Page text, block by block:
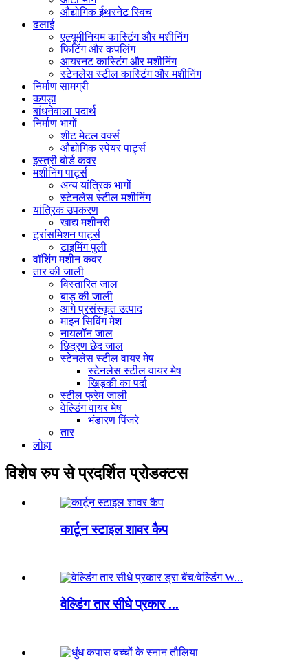
औद्योगिक ईथरनेट स्विच
ढलाई
एल्यूमीनियम कास्टिंग और मशीनिंग
फिटिंग और कपलिंग
आयरनट कास्टिंग और मशीनिंग
स्टेनलेस स्टील कास्टिंग और मशीनिंग
निर्माण सामग्री
कपड़ा
बांधनेवाला पदार्थ
निर्माण भागों
शीट मेटल वर्क्स
औद्योगिक स्पेयर पार्ट्स
इस्त्री बोर्ड कवर
मशीनिंग पार्ट्स
अन्य यांत्रिक भागों
स्टेनलेस स्टील मशीनिंग
यांत्रिक उपकरण
खाद्य मशीनरी
ट्रांसमिशन पार्ट्स
टाइमिंग पुली
वॉशिंग मशीन कवर
तार की जाली
विस्तारित जाल
बाड़ की जाली
आगे प्रसंस्कृत उत्पाद
माइन सिविंग मेश
नायलॉन जाल
छिद्रण छेद जाल
स्टेनलेस स्टील वायर मेष
स्टेनलेस स्टील वायर मेष
खिड़की का पर्दा
स्टील फ्रेम जाली
वेल्डिंग वायर मेष
भंडारण पिंजरे
तार
लोहा
विशेष रुप से प्रदर्शित प्रोडक्टस
कार्टून स्टाइल शावर कैप
वेल्डिंग तार सीधे प्रकार ...